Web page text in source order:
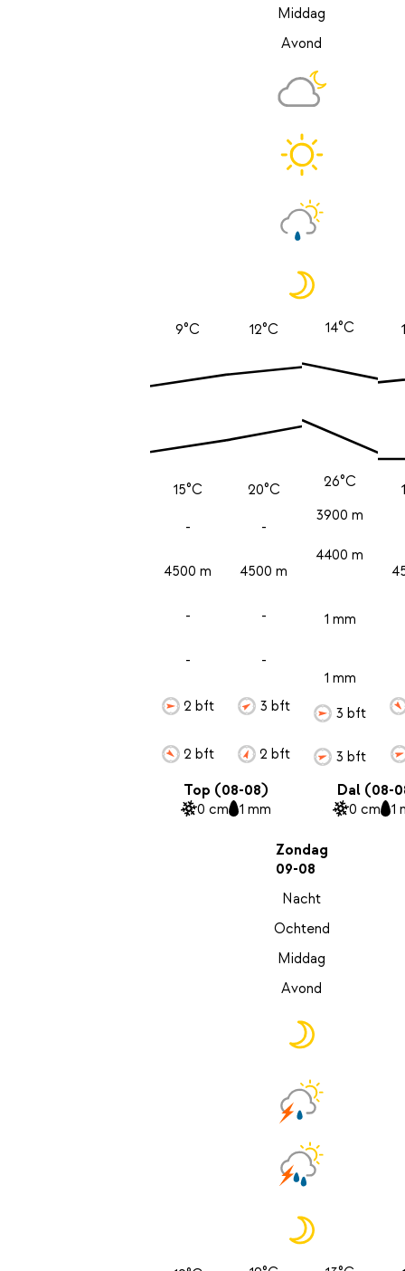
Middag
Avond
9°C
15°C
-
4500 m
-
-
2 bft
2 bft
12°C
20°C
-
4500 m
-
-
3 bft
2 bft
14°C
26°C
3900 m
4400 m
1 mm
1 mm
3 bft
3 bft
Top (08-08)
0 cm 1 mm
Dal (08-
0 cm 1
Zondag
09-08
Nacht
Ochtend
Middag
Avond